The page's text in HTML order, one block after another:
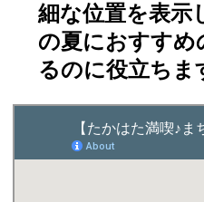
細な位置を表示
の夏におすすめ
るのに役立ちま